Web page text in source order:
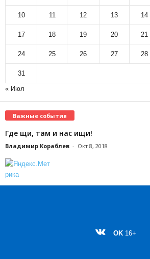
10 11 12 13 14
17 18 19 20 21
24 25 26 27 28
31
« Июл
Важные события
Где щи, там и нас ищи!
Владимир Кораблев - Окт 8, 2018
OK 16+